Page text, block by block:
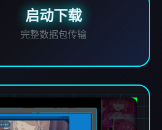
启动下载
完整数据包传输